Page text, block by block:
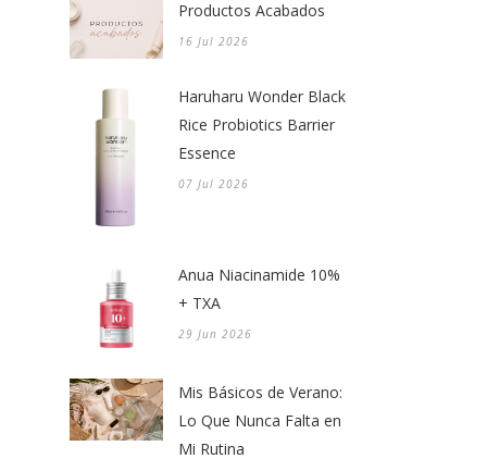
Productos Acabados
16 Jul 2026
Haruharu Wonder Black
Rice Probiotics Barrier
Essence
07 Jul 2026
Anua Niacinamide 10%
+ TXA
29 Jun 2026
Mis Básicos de Verano:
Lo Que Nunca Falta en
Mi Rutina